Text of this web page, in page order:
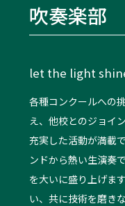
吹奏楽部
let the light
各種コンクールへの
え、他校とのジョイ
充実した活動が満載
ンドから熱い生演奏
を大いに盛り上げま
い、共に技術を磨き